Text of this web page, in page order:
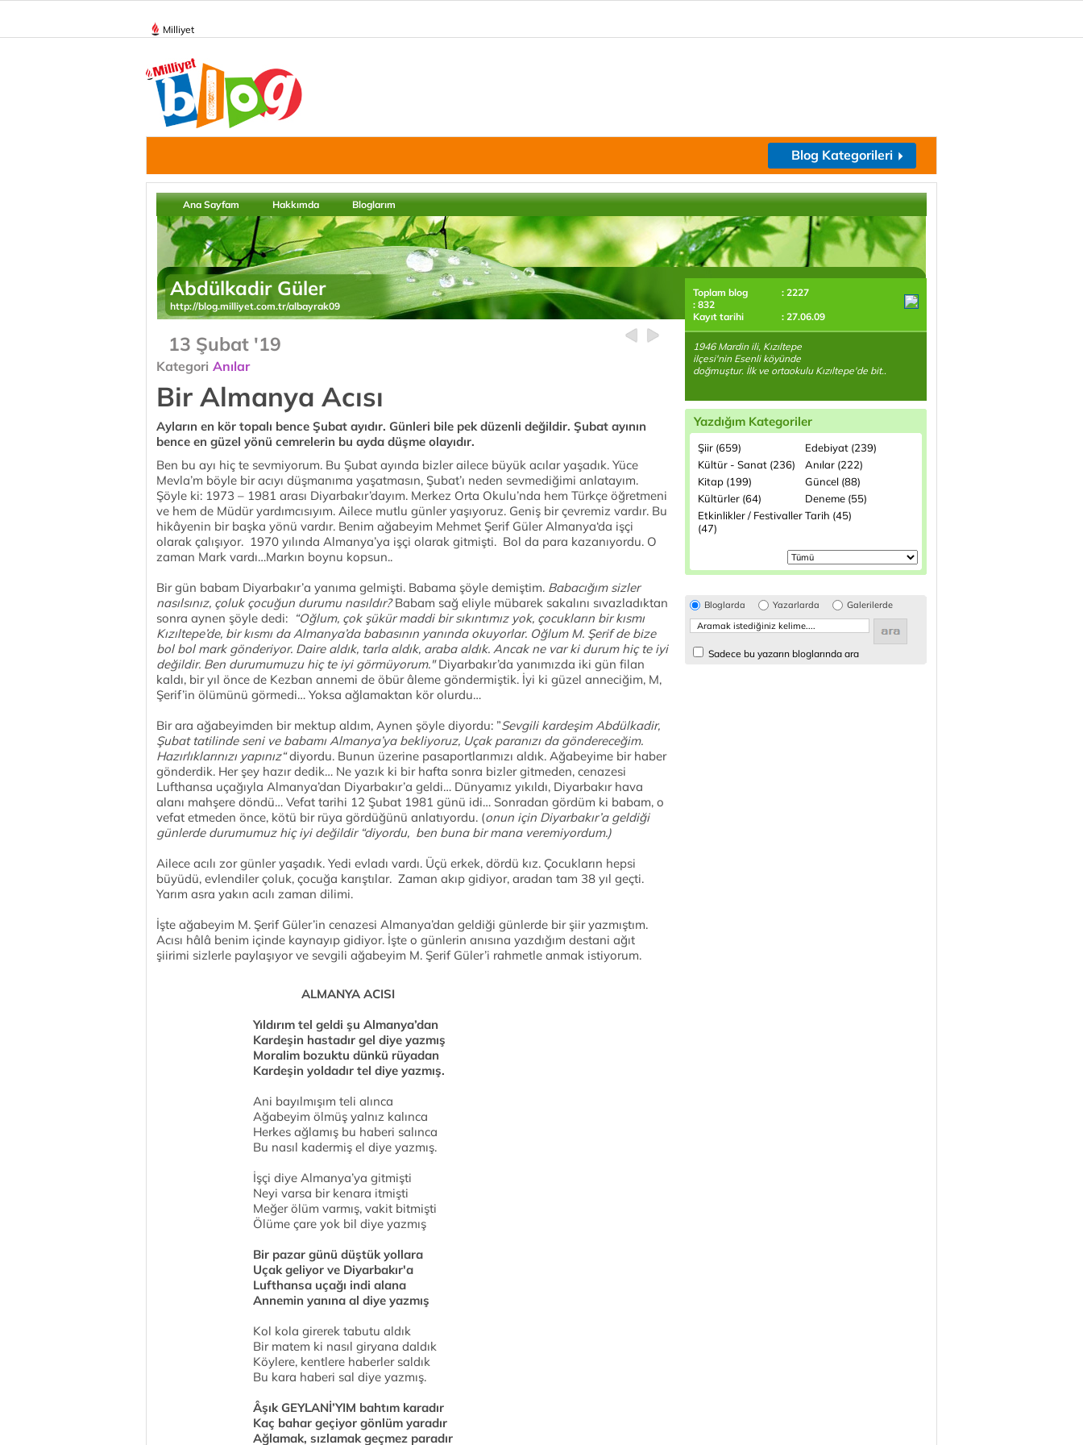
Milliyet
Blog Kategorileri
Ana Sayfam Hakkımda Bloglarım
Abdülkadir Güler
http://blog.milliyet.com.tr/albayrak09
13 Şubat '19
Kategori Anılar
Bir Almanya Acısı
Ayların en kör topalı bence Şubat ayıdır. Günleri bile pek düzenli değildir. Şubat ayının
bence en güzel yönü cemrelerin bu ayda düşme olayıdır.
Ben bu ayı hiç te sevmiyorum. Bu Şubat ayında bizler ailece büyük acılar yaşadık. Yüce
Mevla’m böyle bir acıyı düşmanıma yaşatmasın, Şubat’ı neden sevmediğimi anlatayım.
Şöyle ki: 1973 – 1981 arası Diyarbakır’dayım. Merkez Orta Okulu’nda hem Türkçe öğretmeni
ve hem de Müdür yardımcısıyım. Ailece mutlu günler yaşıyoruz. Geniş bir çevremiz vardır. Bu
hikâyenin bir başka yönü vardır. Benim ağabeyim Mehmet Şerif Güler Almanya‘da işçi
olarak çalışıyor. 1970 yılında Almanya’ya işçi olarak gitmişti. Bol da para kazanıyordu. O
zaman Mark vardı…Markın boynu kopsun..
Bir gün babam Diyarbakır’a yanıma gelmişti. Babama şöyle demiştim. Babacığım sizler
nasılsınız, çoluk çocuğun durumu nasıldır?Babam sağ eliyle mübarek sakalını sıvazladıktan
sonra aynen şöyle dedi: “Oğlum, çok şükür maddi bir sıkıntımız yok, çocukların bir kısmı
Kızıltepe’de, bir kısmı da Almanya’da babasının yanında okuyorlar. Oğlum M. Şerif de bize
bol bol mark gönderiyor. Daire aldık, tarla aldık, araba aldık. Ancak ne var ki durum hiç te iyi
değildir. Ben durumumuzu hiç te iyi görmüyorum."Diyarbakır’da yanımızda iki gün filan
kaldı, bir yıl önce de Kezban annemi de öbür âleme göndermiştik. İyi ki güzel anneciğim, M,
Şerif’in ölümünü görmedi… Yoksa ağlamaktan kör olurdu…
Bir ara ağabeyimden bir mektup aldım, Aynen şöyle diyordu: ”Sevgili kardeşim Abdülkadir,
Şubat tatilinde seni ve babamı Almanya’ya bekliyoruz, Uçak paranızı da göndereceğim.
Hazırlıklarınızı yapınız“diyordu. Bunun üzerine pasaportlarımızı aldık. Ağabeyime bir haber
gönderdik. Her şey hazır dedik… Ne yazık ki bir hafta sonra bizler gitmeden, cenazesi
Lufthansa uçağıyla Almanya’dan Diyarbakır’a geldi… Dünyamız yıkıldı, Diyarbakır hava
alanı mahşere döndü… Vefat tarihi 12 Şubat 1981 günü idi… Sonradan gördüm ki babam, o
vefat etmeden önce, kötü bir rüya gördüğünü anlatıyordu. (onun için Diyarbakır’a geldiği
günlerde durumumuz hiç iyi değildir “diyordu, ben buna bir mana veremiyordum.)
Ailece acılı zor günler yaşadık. Yedi evladı vardı. Üçü erkek, dördü kız. Çocukların hepsi
büyüdü, evlendiler çoluk, çocuğa karıştılar. Zaman akıp gidiyor, aradan tam 38 yıl geçti.
Yarım asra yakın acılı zaman dilimi.
İşte ağabeyim M. Şerif Güler’in cenazesi Almanya’dan geldiği günlerde bir şiir yazmıştım.
Acısı hâlâ benim içinde kaynayıp gidiyor. İşte o günlerin anısına yazdığım destani ağıt
şiirimi sizlerle paylaşıyor ve sevgili ağabeyim M. Şerif Güler’i rahmetle anmak istiyorum.
ALMANYA ACISI
Yıldırım tel geldi şu Almanya’dan
Kardeşin hastadır gel diye yazmış
Moralim bozuktu dünkü rüyadan
Kardeşin yoldadır tel diye yazmış.
Ani bayılmışım teli alınca
Ağabeyim ölmüş yalnız kalınca
Herkes ağlamış bu haberi salınca
Bu nasıl kadermiş el diye yazmış.
İşçi diye Almanya’ya gitmişti
Neyi varsa bir kenara itmişti
Meğer ölüm varmış, vakit bitmişti
Ölüme çare yok bil diye yazmış
Bir pazar günü düştük yollara
Uçak geliyor ve Diyarbakır'a
Lufthansa uçağı indi alana
Annemin yanına al diye yazmış
Kol kola girerek tabutu aldık
Bir matem ki nasıl giryana daldık
Köylere, kentlere haberler saldık
Bu kara haberi sal diye yazmış.
Âşık GEYLANİ’YIM bahtım karadır
Kaç bahar geçiyor gönlüm yaradır
Ağlamak, sızlamak geçmez paradır
Toplam blog
: 2227
: 832
Kayıt tarihi
: 27.06.09
1946 Mardin ili, Kızıltepe
ilçesi'nin Esenli köyünde
doğmuştur. İlk ve ortaokulu Kızıltepe'de bit..
Yazdığım Kategoriler
Şiir (659)
Edebiyat (239)
Kültür - Sanat (236)
Anılar (222)
Kitap (199)
Güncel (88)
Kültürler (64)
Deneme (55)
Etkinlikler / Festivaller
(47)
Tarih (45)
Bloglarda Yazarlarda Galerilerde
Sadece bu yazarın bloglarında ara